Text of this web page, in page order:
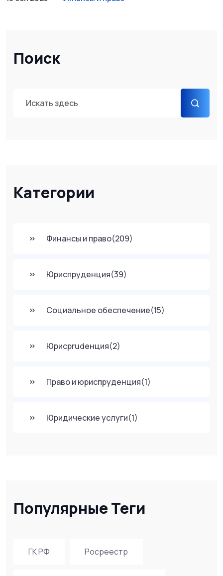
Поиск
Категории
Финансы и право(209)
Юриспруденция(39)
Социальное обеспечение(15)
Юрисprudенция(2)
Право и юриспруденция(1)
Юридические услуги(1)
Популярные Теги
ГК РФ Росреестр